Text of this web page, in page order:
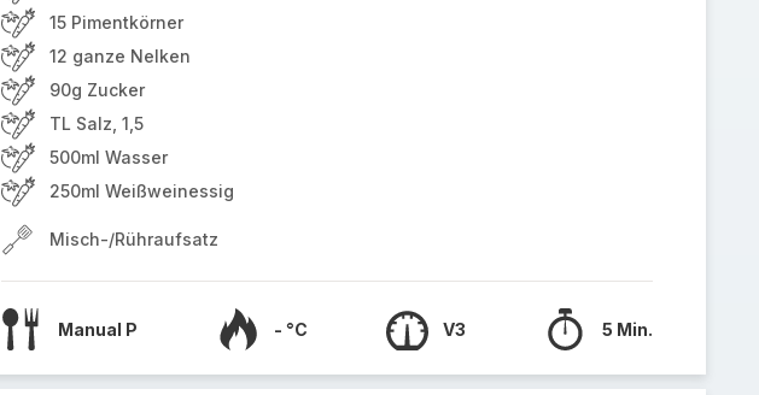
15 Pimentkörner
12 ganze Nelken
90g Zucker
TL Salz, 1,5
500ml Wasser
250ml Weißweinessig
Misch-/Rühraufsatz
Manual P - °C V3 5 Min.